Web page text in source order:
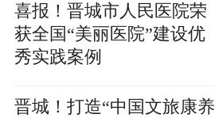
喜报！晋城市人民医院荣
获全国“美丽医院”建设优
秀实践案例
晋城！打造“中国文旅康养